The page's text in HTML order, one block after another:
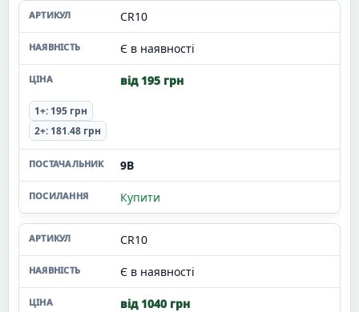
CR10
Є в наявності
від 195 грн
1+: 195 грн
2+: 181.48 грн
9В
Купити
CR10
Є в наявності
від 1040 грн